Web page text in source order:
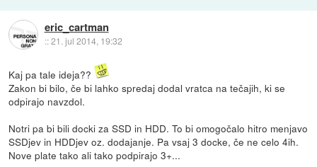
eric_cartman
::21. jul 2014, 19:32
Kaj pa tale ideja??
Zakon bi bilo, če bi lahko spredaj dodal vratca na tečajih, ki se
odpirajo navzdol.
Notri pa bi bili docki za SSD in HDD. To bi omogočalo hitro menjavo
SSDjev in HDDjev oz. dodajanje. Pa vsaj 3 docke, če ne celo 4ih.
Nove plate tako ali tako podpirajo 3+...